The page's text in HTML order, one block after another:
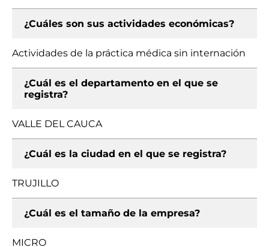
¿Cuáles son sus actividades económicas?
Actividades de la práctica médica sin internación
¿Cuál es el departamento en el que se
registra?
VALLE DEL CAUCA
¿Cuál es la ciudad en el que se registra?
TRUJILLO
¿Cuál es el tamaño de la empresa?
MICRO